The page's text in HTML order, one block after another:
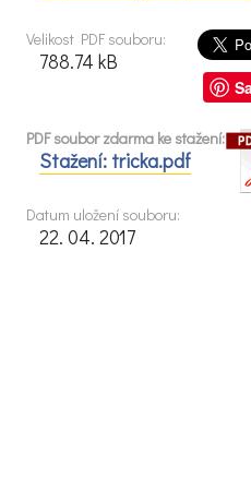
Velikost PDF souboru:
788.74 kB
PDF soubor zdarma ke stažení:
Stažení: tricka.pdf
Datum uložení souboru:
22. 04. 2017